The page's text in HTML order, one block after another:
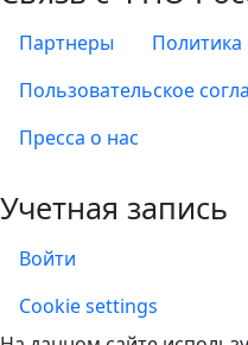
Партнеры
Пользовательское
Пресса о нас
Учетная запись
Войти
Учетная запись
Cookie settings